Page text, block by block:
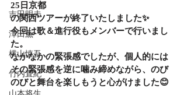
吉田明未
澤田薫
横山慎吾
竹内直紀
25日京都
の関西ツアーが終了いたしました✨
今回は歌＆進行役もメンバーで行いまし
た。
なかなかの緊張感でしたが、個人的には
その緊張感を逆に噛み締めながら、のび
のびと舞台を楽しもうと心がけました😊